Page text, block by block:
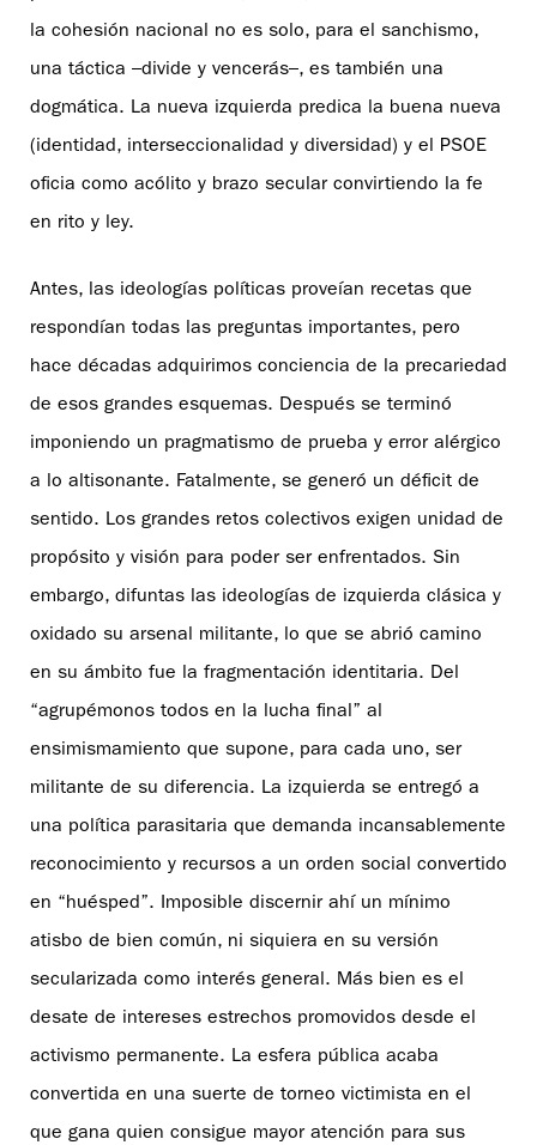
la cohesión nacional no es solo, para el sanchismo,
una táctica –divide y vencerás–, es también una
dogmática. La nueva izquierda predica la buena nueva
(identidad, interseccionalidad y diversidad) y el PSOE
oficia como acólito y brazo secular convirtiendo la fe
en rito y ley.
Antes, las ideologías políticas proveían recetas que
respondían todas las preguntas importantes, pero
hace décadas adquirimos conciencia de la precariedad
de esos grandes esquemas. Después se terminó
imponiendo un pragmatismo de prueba y error alérgico
a lo altisonante. Fatalmente, se generó un déficit de
sentido. Los grandes retos colectivos exigen unidad de
propósito y visión para poder ser enfrentados. Sin
embargo, difuntas las ideologías de izquierda clásica y
oxidado su arsenal militante, lo que se abrió camino
en su ámbito fue la fragmentación identitaria. Del
“agrupémonos todos en la lucha final” al
ensimismamiento que supone, para cada uno, ser
militante de su diferencia. La izquierda se entregó a
una política parasitaria que demanda incansablemente
reconocimiento y recursos a un orden social convertido
en “huésped”. Imposible discernir ahí un mínimo
atisbo de bien común, ni siquiera en su versión
secularizada como interés general. Más bien es el
desate de intereses estrechos promovidos desde el
activismo permanente. La esfera pública acaba
convertida en una suerte de torneo victimista en el
que gana quien consigue mayor atención para sus